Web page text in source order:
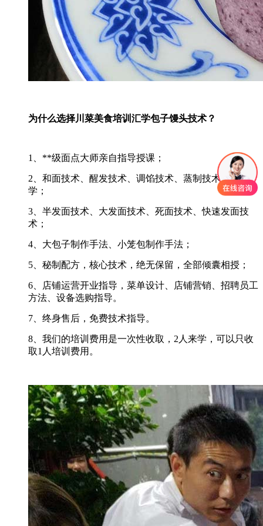
为什么选择川菜美食培训汇学包子馒头技术？
1、**级面点大师亲自指导授课；
2、和面技术、醒发技术、调馅技术、蒸制技术全套教
学；
3、半发面技术、大发面技术、死面技术、快速发面技
术；
4、大包子制作手法、小笼包制作手法；
5、秘制配方，核心技术，绝无保留，全部倾囊相授；
6、店铺运营开业指导，菜单设计、店铺营销、招聘员工
方法、设备选购指导。
7、终身售后，免费技术指导。
8、我们的培训费用是一次性收取，2人来学，可以只收
取1人培训费用。